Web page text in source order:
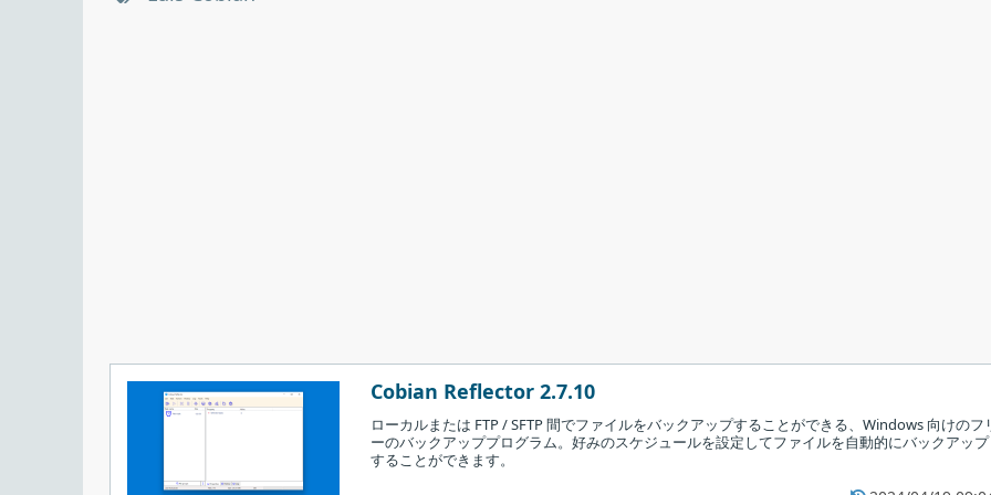
Cobian Reflector 2.7.10
ローカルまたは FTP / SFTP 間でファイルをバックアップすることができる、Windows 向けのフ
ーのバックアッププログラム。好みのスケジュールを設定してファイルを自動的にバックアップ
することができます。